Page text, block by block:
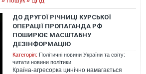
ДО ДРУГОЇ РІЧНИЦІ КУРСЬКОЇ
ОПЕРАЦІЇ ПРОПАГАНДА РФ
ПОШИРЮЄ МАСШТАБНУ
ДЕЗІНФОРМАЦІЮ
Категорія: Політичні новини України та світу:
читати новини політики
Країна-агресорка цинічно намагається